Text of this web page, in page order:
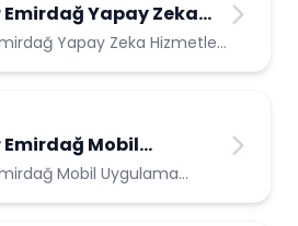
Yapay Zeka
Yapay Zeka Hizmetleri
Mobil
Mobil Uygulama